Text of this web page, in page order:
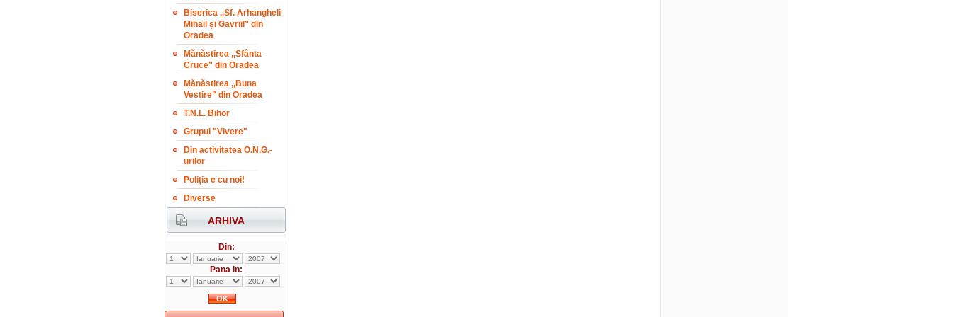
Biserica ,,Sf. Arhangheli
Mihail și Gavriil” din
Oradea
Mănăstirea ,,Sfânta
Cruce” din Oradea
Mănăstirea ,,Buna
Vestire" din Oradea
T.N.L. Bihor
Grupul "Vivere"
Din activitatea O.N.G.-
urilor
Poliția e cu noi!
Diverse
ARHIVA
Din:
Pana in: